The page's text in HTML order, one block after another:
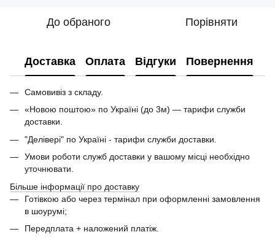
До обраного Порівняти
Доставка Оплата Відгуки Повернення
Самовивіз з складу.
«Новою поштою» по Україні (до 3м) — тарифи служби
доставки.
"Делівері" по Україні - тарифи служби доставки.
Умови роботи служб доставки у вашому місці необхідно
уточнювати.
Більше інформації про доставку
Готівкою або через термінал при оформленні замовлення
в шоурумі;
Передплата + наложений платіж.